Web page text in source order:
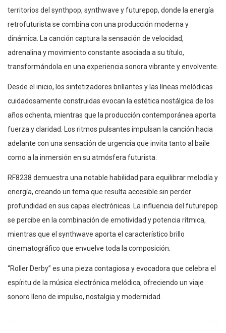
territorios del synthpop, synthwave y futurepop, donde la energía
retrofuturista se combina con una producción moderna y
dinámica. La canción captura la sensación de velocidad,
adrenalina y movimiento constante asociada a su título,
transformándola en una experiencia sonora vibrante y envolvente.
Desde el inicio, los sintetizadores brillantes y las líneas melódicas
cuidadosamente construidas evocan la estética nostálgica de los
años ochenta, mientras que la producción contemporánea aporta
fuerza y claridad. Los ritmos pulsantes impulsan la canción hacia
adelante con una sensación de urgencia que invita tanto al baile
como a la inmersión en su atmósfera futurista.
RF8238 demuestra una notable habilidad para equilibrar melodía y
energía, creando un tema que resulta accesible sin perder
profundidad en sus capas electrónicas. La influencia del futurepop
se percibe en la combinación de emotividad y potencia rítmica,
mientras que el synthwave aporta el característico brillo
cinematográfico que envuelve toda la composición.
“Roller Derby” es una pieza contagiosa y evocadora que celebra el
espíritu de la música electrónica melódica, ofreciendo un viaje
sonoro lleno de impulso, nostalgia y modernidad.